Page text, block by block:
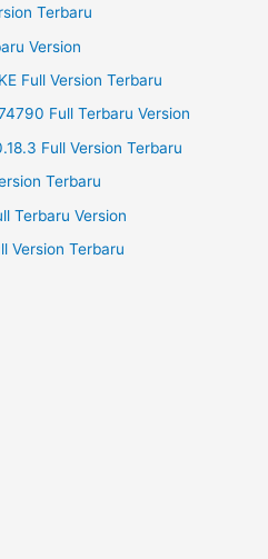
Terbaru
Version
Full Version Terbaru
Full Terbaru Version
Full Version Terbaru
Terbaru
Terbaru Version
Version Terbaru